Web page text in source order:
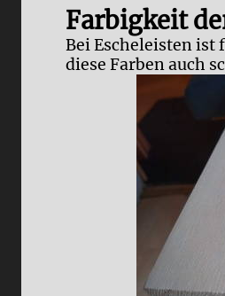
Farbigkeit
Bei Escheleisten ist
diese Farben auch